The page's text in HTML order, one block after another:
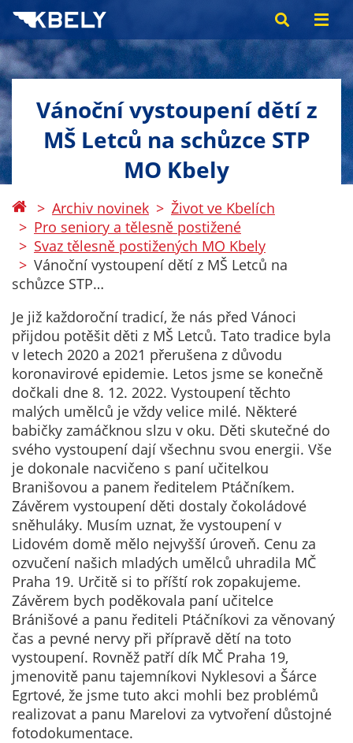
Vánoční vystoupení dětí z
MŠ Letců na schůzce STP
MO Kbely
Archiv novinek
Život ve Kbelích
Pro seniory a tělesně postižené
Svaz tělesně postižených MO Kbely
Vánoční vystoupení dětí z MŠ Letců na
schůzce STP…
Je již každoroční tradicí, že nás před Vánoci
přijdou potěšit děti z MŠ Letců. Tato tradice byla
v letech 2020 a 2021 přerušena z důvodu
koronavirové epidemie. Letos jsme se konečně
dočkali dne 8. 12. 2022. Vystoupení těchto
malých umělců je vždy velice milé. Některé
babičky zamáčknou slzu v oku. Děti skutečné do
svého vystoupení dají všechnu svou energii. Vše
je dokonale nacvičeno s paní učitelkou
Branišovou a panem ředitelem Ptáčníkem.
Závěrem vystoupení děti dostaly čokoládové
sněhuláky. Musím uznat, že vystoupení v
Lidovém domě mělo nejvyšší úroveň. Cenu za
ozvučení našich mladých umělců uhradila MČ
Praha 19. Určitě si to příští rok zopakujeme.
Závěrem bych poděkovala paní učitelce
Bránišové a panu řediteli Ptáčníkovi za věnovaný
čas a pevné nervy při přípravě dětí na toto
vystoupení. Rovněž patří dík MČ Praha 19,
jmenovitě panu tajemníkovi Nyklesovi a Šárce
Egrtové, že jsme tuto akci mohli bez problémů
realizovat a panu Marelovi za vytvoření důstojné
fotodokumentace.
Technické
cookies
Technické
cookies jsou
nezbytné pro
správné
fungování
webu a všech
funkcí, které
nabízí.
Nepožadujeme
Váš souhlas s
využitím
technických
cookies na
našem webu. Z
tohoto důvodu
technické
cookies
nemohou být